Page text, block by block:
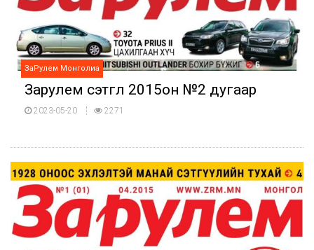
ЗаРулем Монголиа
Зарулем сэтгүүл 2015он №2 дугаар
2023-05-20 2271